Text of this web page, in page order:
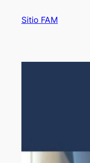
Sitio FAM